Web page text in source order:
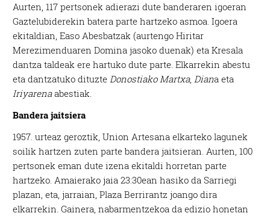
Aurten, 117 pertsonek adierazi dute banderaren igoeran
Gaztelubiderekin batera parte hartzeko asmoa. Igoera
ekitaldian, Easo Abesbatzak (aurtengo Hiritar
Merezimenduaren Domina jasoko duenak) eta Kresala
dantza taldeak ere hartuko dute parte. Elkarrekin abestu
eta dantzatuko dituzteDonostiako Martxa,Diana eta
Iriyarenaabestiak.
Bandera jaitsiera
1957. urteaz geroztik, Union Artesana elkarteko lagunek
soilik hartzen zuten parte bandera jaitsieran. Aurten, 100
pertsonek eman dute izena ekitaldi horretan parte
hartzeko. Amaierako jaia 23:30ean hasiko da Sarriegi
plazan, eta, jarraian, Plaza Berrirantz joango dira
elkarrekin. Gainera, nabarmentzekoa da edizio honetan